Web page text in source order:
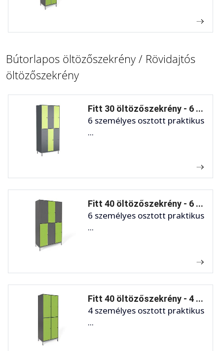
Bútorlapos öltözőszekrény / Rövidajtós
öltözőszekrény
Fitt 30 öltözőszekrény - 6 ...
6 személyes osztott praktikus
...
Fitt 40 öltözőszekrény - 6 ...
6 személyes osztott praktikus
...
Fitt 40 öltözőszekrény - 4 ...
4 személyes osztott praktikus
...